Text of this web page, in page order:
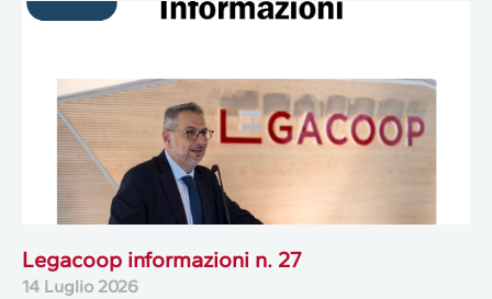
Legacoop informazioni n. 27
14 Luglio 2026